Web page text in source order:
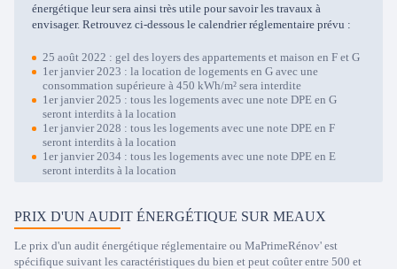
énergétique leur sera ainsi très utile pour savoir les travaux à
envisager. Retrouvez ci-dessous le calendrier réglementaire prévu :
25 août 2022 : gel des loyers des appartements et maison en F et G
1er janvier 2023 : la location de logements en G avec une
consommation supérieure à 450 kWh/m² sera interdite
1er janvier 2025 : tous les logements avec une note DPE en G
seront interdits à la location
1er janvier 2028 : tous les logements avec une note DPE en F
seront interdits à la location
1er janvier 2034 : tous les logements avec une note DPE en E
seront interdits à la location
PRIX D'UN AUDIT ÉNERGÉTIQUE SUR MEAUX
Le prix d'un audit énergétique réglementaire ou MaPrimeRénov' est
spécifique suivant les caractéristiques du bien et peut coûter entre 500 et